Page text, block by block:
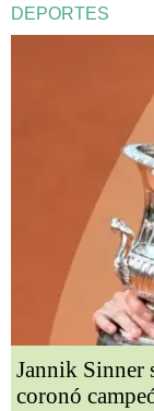
DEPORTES
Jannik Sinner
coronó